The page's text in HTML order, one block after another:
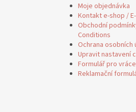
Moje objednávka
Kontakt e-shop /
Obchodní
Conditions
Ochrana osobních
Upravit nastavení
Formulář pro
Reklamační